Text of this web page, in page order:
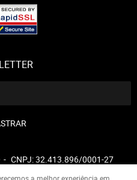
CNPJ: 32.413.896/0001-27